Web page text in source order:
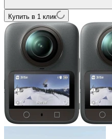
Купить в 1 клик